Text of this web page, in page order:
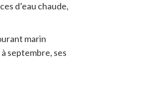
d’eau chaude,
marin
septembre, ses